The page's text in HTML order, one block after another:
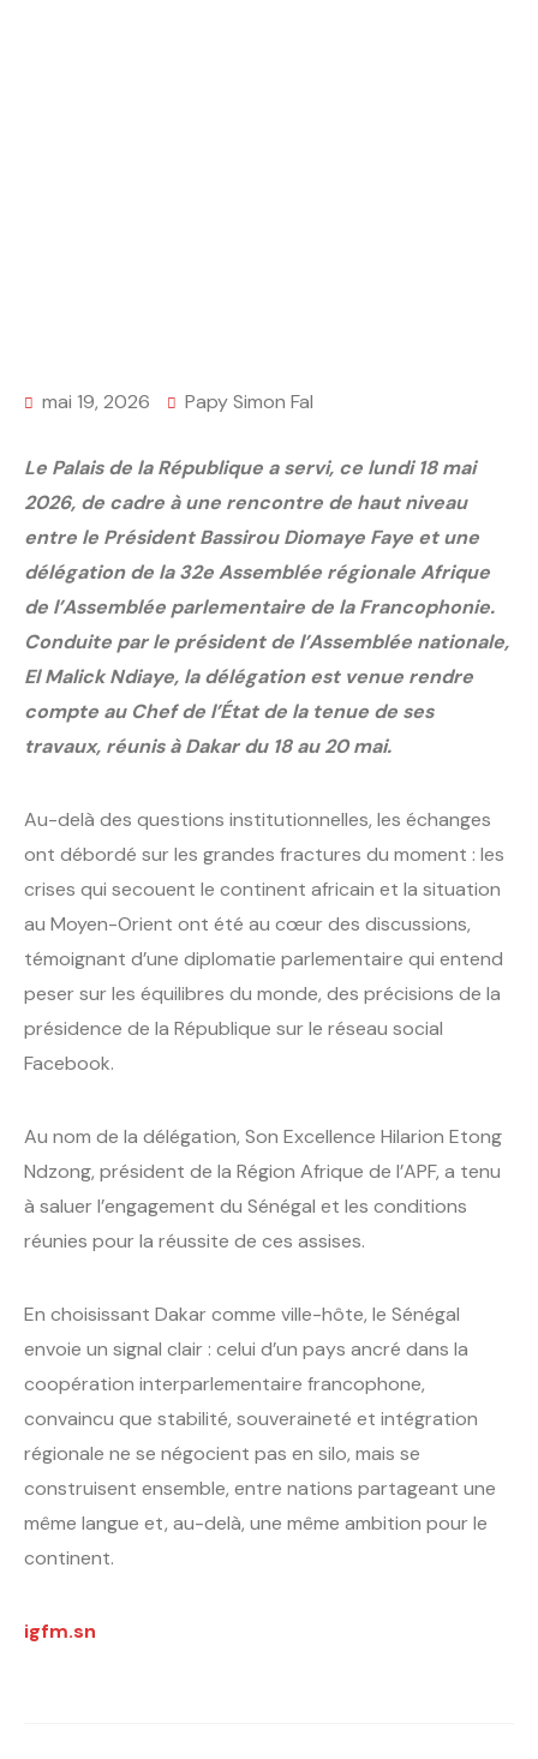
mai 19, 2026 Papy Simon Fal
Le Palais de la République a servi, ce lundi 18 mai
2026, de cadre à une rencontre de haut niveau
entre le Président Bassirou Diomaye Faye et une
délégation de la 32e Assemblée régionale Afrique
de l’Assemblée parlementaire de la Francophonie.
Conduite par le président de l’Assemblée nationale,
El Malick Ndiaye, la délégation est venue rendre
compte au Chef de l’État de la tenue de ses
travaux, réunis à Dakar du 18 au 20 mai.
Au-delà des questions institutionnelles, les échanges
ont débordé sur les grandes fractures du moment : les
crises qui secouent le continent africain et la situation
au Moyen-Orient ont été au cœur des discussions,
témoignant d’une diplomatie parlementaire qui entend
peser sur les équilibres du monde, des précisions de la
présidence de la République sur le réseau social
Facebook.
Au nom de la délégation, Son Excellence Hilarion Etong
Ndzong, président de la Région Afrique de l’APF, a tenu
à saluer l’engagement du Sénégal et les conditions
réunies pour la réussite de ces assises.
En choisissant Dakar comme ville-hôte, le Sénégal
envoie un signal clair : celui d’un pays ancré dans la
coopération interparlementaire francophone,
convaincu que stabilité, souveraineté et intégration
régionale ne se négocient pas en silo, mais se
construisent ensemble, entre nations partageant une
même langue et, au-delà, une même ambition pour le
continent.
igfm.sn